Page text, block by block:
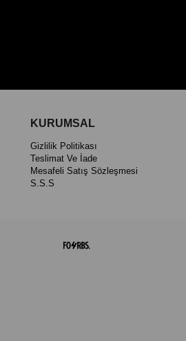
KURUMSAL
Gizlilik Politikası
Teslimat Ve İade
Mesafeli Satış Sözleşmesi
S.S.S